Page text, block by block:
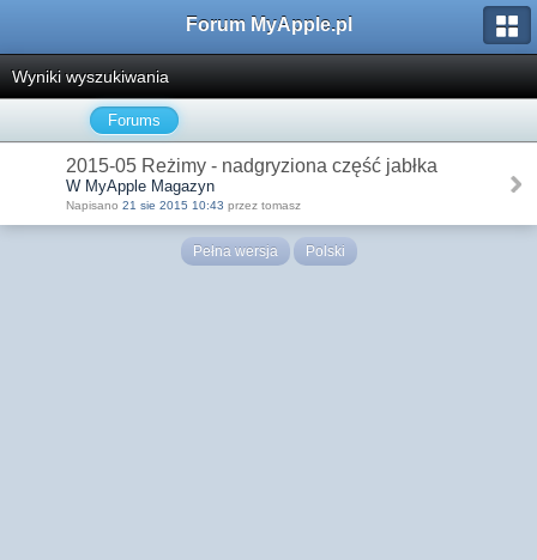
Forum MyApple.pl
Wyniki wyszukiwania
Forums
2015-05 Reżimy - nadgryziona część jabłka
W MyApple Magazyn
Napisano 21 sie 2015 10:43 przez tomasz
Pełna wersja Polski